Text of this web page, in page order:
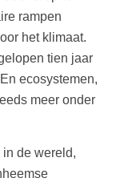
rampen
het klimaat.
tien jaar
ecosystemen,
meer onder
in de wereld,